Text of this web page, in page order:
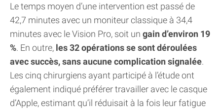
Le temps moyen d’une intervention est passé de
42,7 minutes avec un moniteur classique à 34,4
minutes avec le Vision Pro, soit un gain d’environ 19
%. En outre, les 32 opérations se sont déroulées
avec succès, sans aucune complication signalée.
Les cinq chirurgiens ayant participé à l’étude ont
également indiqué préférer travailler avec le casque
d’Apple, estimant qu’il réduisait à la fois leur fatigue